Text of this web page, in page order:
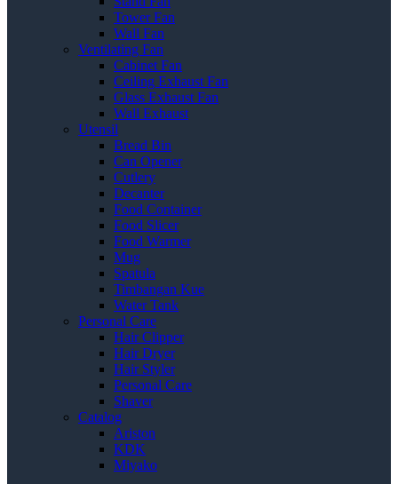
Tower Fan
Wall Fan
Ventilating Fan
Cabinet Fan
Ceiling Exhaust Fan
Glass Exhaust Fan
Wall Exhaust
Utensil
Bread Bin
Can Opener
Cutlery
Decanter
Food Container
Food Slicer
Food Warmer
Mug
Spatula
Timbangan Kue
Water Tank
Personal Care
Hair Clipper
Hair Dryer
Hair Styler
Personal Care
Shaver
Catalog
Ariston
KDK
Miyako